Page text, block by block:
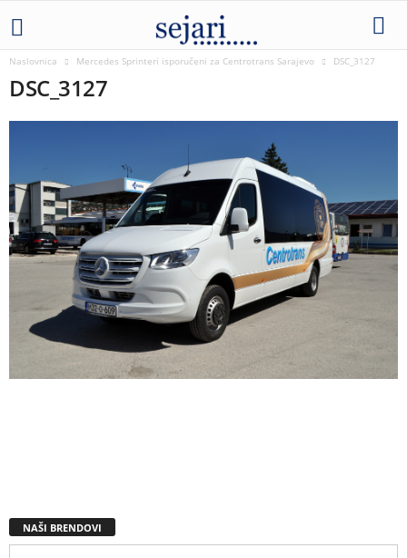
Naslovnica Mercedes Sprinteri isporučeni za Centrotrans Sarajevo DSC_3127
DSC_3127
NAŠI BRENDOVI